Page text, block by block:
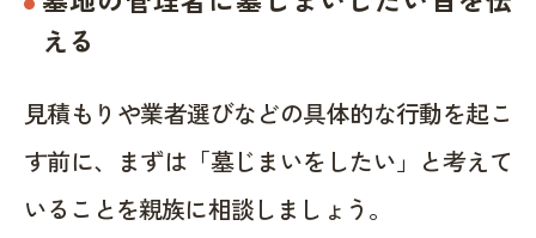
える
見積もりや業者選びなどの具体的な行動を起こ
す前に、まずは「墓じまいをしたい」と考えて
いることを親族に相談しましょう。